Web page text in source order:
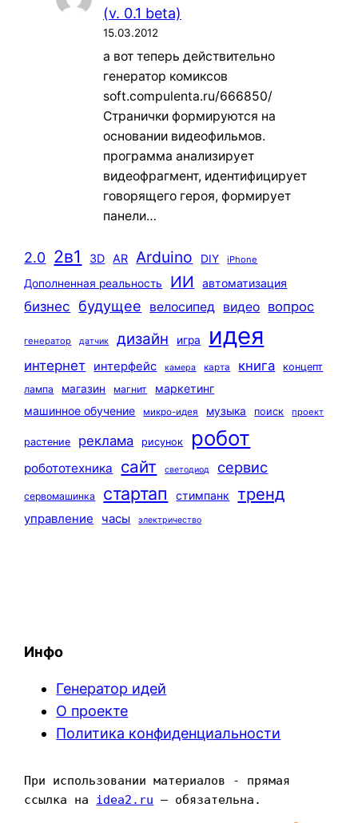
(v. 0.1 beta)
15.03.2012
а вот теперь действительно
генератор комиксов
soft.compulenta.ru/666850/
Странички формируются на
основании видеофильмов.
программа анализирует
видеофрагмент, идентифицирует
говорящего героя, формирует
панели…
2.0 2в1 3D AR Arduino DIY iPhone
Дополненная реальность ИИ автоматизация
бизнес будущее велосипед видео вопрос
генератор датчик дизайн игра идея
интернет интерфейс камера карта книга
концепт
лампа
магазин магнит
маркетинг
машинное обучение
микро-идея музыка поиск проект
растение реклама рисунок робот
робототехника сайт светодиод сервис
сервомашинка стартап стимпанк тренд
управление часы электричество
Инфо
Генератор идей
О проекте
Политика конфиденциальности
При использовании материалов - прямая
ссылка на idea2.ru — обязательна.